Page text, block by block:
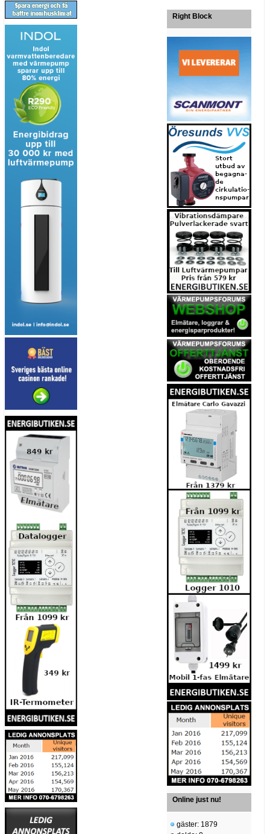
Right Block
Online just nu!
gäster: 1879